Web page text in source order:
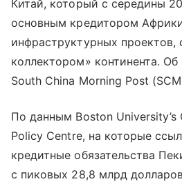
Китай, который с середины
основным кредитором
инфраструктурных проектов,
коллектором» континента. Об
South China Morning Post
По данным Boston University’s
Policy Centre, на которые
кредитные обязательства
с пиковых 28,8 млрд